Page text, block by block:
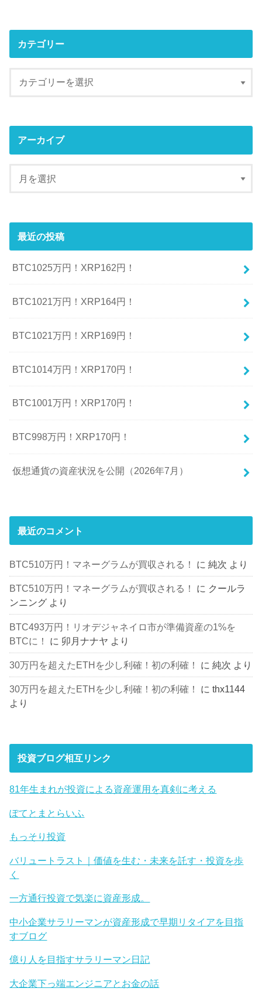
カテゴリー
アーカイブ
最近の投稿
BTC1025万円！XRP162円！
BTC1021万円！XRP164円！
BTC1021万円！XRP169円！
BTC1014万円！XRP170円！
BTC1001万円！XRP170円！
BTC998万円！XRP170円！
仮想通貨の資産状況を公開（2026年7月）
最近のコメント
BTC510万円！マネーグラムが買収される！ に純次 より
BTC510万円！マネーグラムが買収される！ に クールラ
ンニング より
BTC493万円！リオデジャネイロ市が準備資産の1%を
BTCに！
に 卯月ナナヤ より
30万円を超えたETHを少し利確！初の利確！ に純次 より
30万円を超えたETHを少し利確！初の利確！ にthx1144
より
投資ブログ相互リンク
81年生まれが投資による資産運用を真剣に考える
ぽてとまとらいふ
もっそり投資
バリュートラスト｜価値を生む・未来を託す・投資を歩
く
一方通行投資で気楽に資産形成。
中小企業サラリーマンが資産形成で早期リタイアを目指
すブログ
億り人を目指すサラリーマン日記
大企業下っ端エンジニアとお金の話